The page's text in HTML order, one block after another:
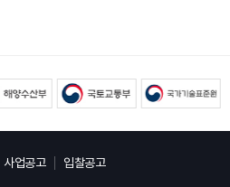
사업공고 입찰공고